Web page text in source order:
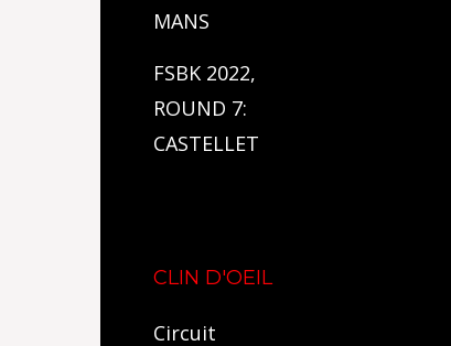
MANS
FSBK 2022,
ROUND 7:
CASTELLET
CLIN D'OEIL
Circuit